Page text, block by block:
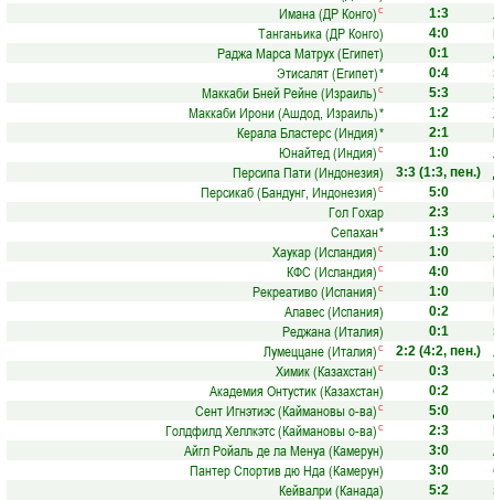
Имана (ДР Конго) с 1:3
Танганьика (ДР Конго)
4:0
Раджа Марса Матрух (Египет)
0:1
Этисалят (Египет)* 0:4
Маккаби Бней Рейне (Израиль) с 5:3
Маккаби Ирони (Ашдод, Израиль)* 1:2
Керала Бластерс (Индия)* 2:1
Юнайтед (Индия) с 1:0
Персипа Пати (Индонезия)
3:3 (1:3, пен.)
Персикаб (Бандунг, Индонезия) с 5:0
Гол Гохар
2:3
Сепахан* 1:3
Хаукар (Исландия) с 1:0
КФС (Исландия) с 4:0
Рекреативо (Испания) с 1:0
Алавес (Испания)
0:2
Реджана (Италия)
0:1
Лумеццане (Италия) с 2:2 (4:2, пен.)
Химик (Казахстан) с 0:3
Академия Онтустик (Казахстан)
0:2
Сент Игнэтиэс (Каймановы о-ва) с 5:0
Голдфилд Хеллкэтс (Каймановы о-ва) с 2:3
Айгл Ройаль де ла Менуа (Камерун)
3:0
Пантер Спортив дю Нда (Камерун)
3:0
Кейвалри (Канада)
5:2